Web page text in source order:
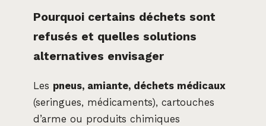
Pourquoi certains déchets sont
refusés et quelles solutions
alternatives envisager
Les pneus, amiante, déchets médicaux
(seringues, médicaments), cartouches
d’arme ou produits chimiques